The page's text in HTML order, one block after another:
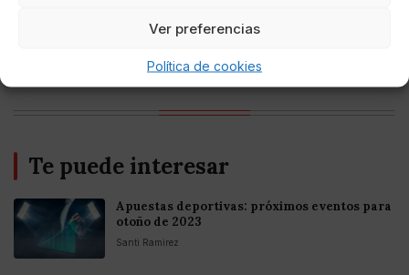
Ver preferencias
Política de cookies
Fortnite regresa para iOS en la Unión
Te puede interesar
Apuestas deportivas: próximos eventos para
otoño de 2023
Santi Ramirez